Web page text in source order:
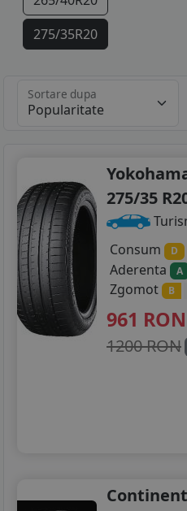
275/35R20
Sortare dupa
275/35
Consum
D
Aderenta A
Zgomot B
961 RON
1200 RON